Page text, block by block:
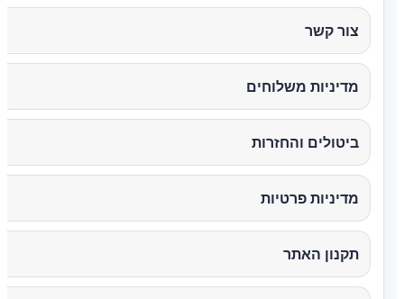
צור קשר
מדיניות משלוחים
ביטולים והחזרות
מדיניות פרטיות
תקנון האתר